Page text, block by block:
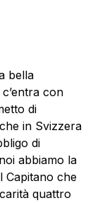
bella
con
di
in Svizzera
di
abbiamo la
Capitano che
quattro